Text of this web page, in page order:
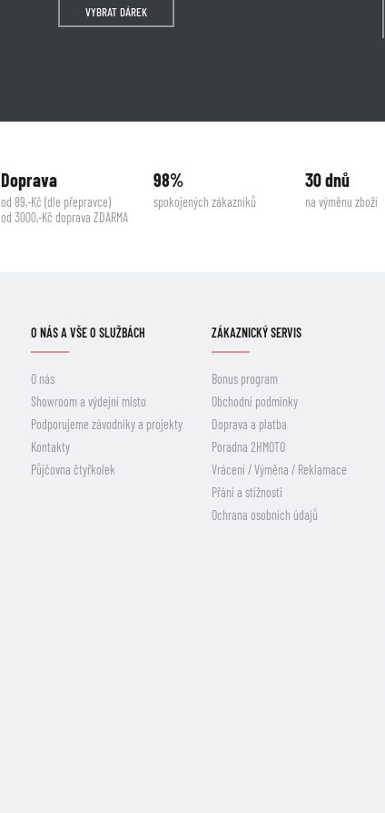
VYBRAT DÁREK
Doprava
od 89,-Kč (dle přepravce)
od 3000,-Kč doprava ZDARMA
98%
spokojených zákazníků
30 dnů
na výměnu zboží
O NÁS A VŠE O SLUŽBÁCH
O nás
Showroom a výdejní místo
Podporujeme závodníky a projekty
Kontakty
Půjčovna čtyřkolek
ZÁKAZNICKÝ SERVIS
Bonus program
Obchodní podmínky
Doprava a platba
Poradna 2HMOTO
Vrácení / Výměna / Reklamace
Přání a stížnosti
Ochrana osobních údajů